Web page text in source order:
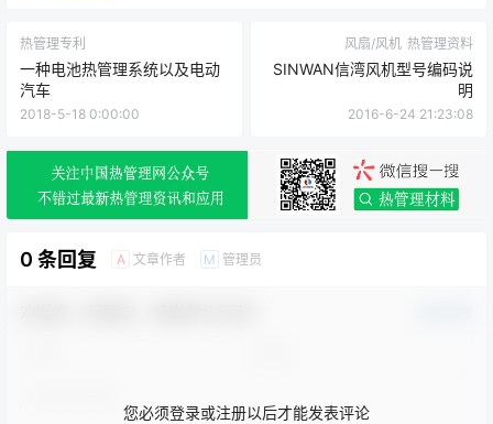
热管理专利
一种电池热管理系统以及电动
汽车
2018-5-18 0:00:00
风扇/风机 热管理资料
SINWAN信湾风机型号编码说
明
2016-6-24 21:23:08
0 条回复 A 文章作者 M 管理员
您必须登录或注册以后才能发表评论